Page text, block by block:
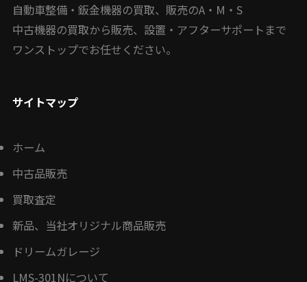
自動車整備・鈑金機器の買取、販売のA・M・S
中古機器の買取から販売、設置・アフターサポートまで
ワンストップでお任せください。
サイトマップ
ホーム
中古品販売
買取査定
新品、当社オリジナル商品販売
ドリームガレージ
LMS-301Nについて